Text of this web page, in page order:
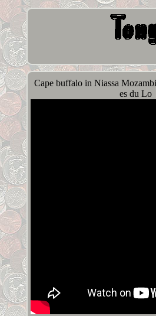
Cape buffalo in Niassa
es du Lo